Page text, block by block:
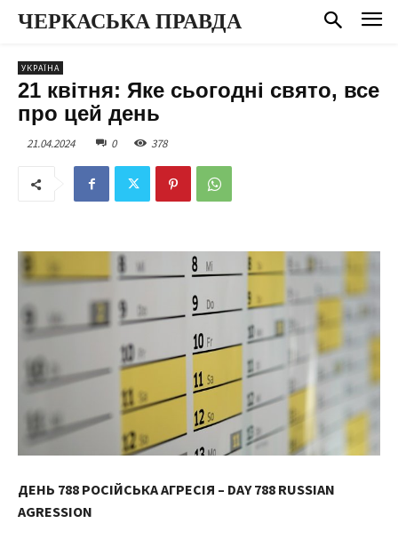
ЧЕРКАСЬКА ПРАВДА
УКРАЇНА
21 квітня: Яке сьогодні свято, все
про цей день
21.04.2024 0 378
ДЕНЬ 788 РОСІЙСЬКА АГРЕСІЯ – DAY 788 RUSSIAN
AGRESSION